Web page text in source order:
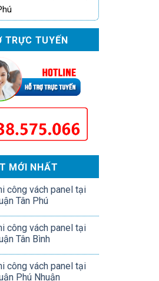
TRỰC TUYẾN
MỚI NHẤT
công vách panel tại
Tân Phú
công vách panel tại
Tân Bình
công vách panel tại
Phú Nhuận